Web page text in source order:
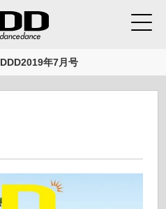
DDD2019年7月号